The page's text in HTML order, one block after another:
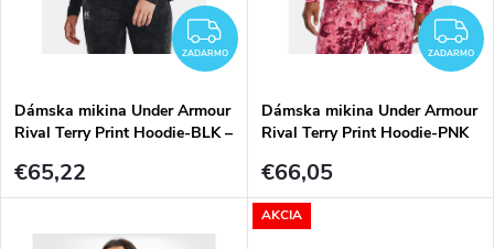
o
v
o
v
ZADARMO
ZADARMO
Dámska mikina Under Armour
Rival Terry Print Hoodie-BLK –
€65,22
ZADARMO
Dámska mikina Under Armour
Rival Terry Print Hoodie-PNK
€66,05
AKCIA